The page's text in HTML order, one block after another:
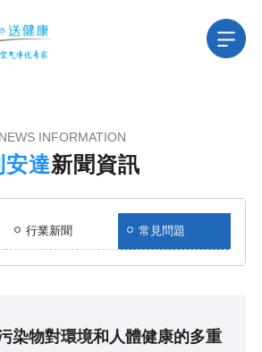
NEWS INFORMATION
安達新聞資訊
行業新聞 常見問題
染物對環境和人體健康的多重